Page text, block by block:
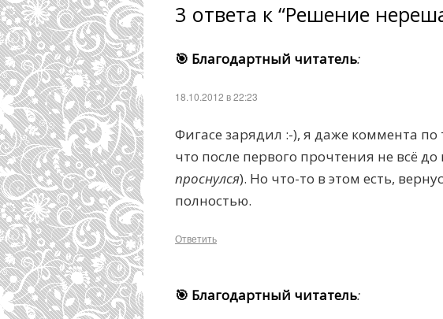
3 ответа к “Решение
🎯 Благодартный читатель:
18.10.2012 в 22:23
Фигасе зарядил :-), я даже коммента
что после первого прочтения не всё
проснулся). Но что-то в этом есть,
полностью.
Ответить
🎯 Благодартный читатель: